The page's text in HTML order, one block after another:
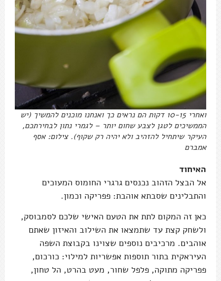
ואחרי 10-15 דקות הם נראים כך ואנחנו מוכנים להמשיך (יש
הממשיכים לטגן לצבע שחום יותר – לגמרי נתון לבחירתכם,
העיקר שיתחיל להזהיב ולא יהיה רק שקוף). צילום: אסף
אמברם
האיחוד
אל הבצל הזהוב נכנסים גרגרי החומוס המעוכים
והתבלינים שסבתא אוהבת: פפריקה וכמון.
כאן זה המקום לתת את הטעם האישי שלכם לסמבוסק,
ולשחק קצת עד שתמצאו את השילוב והאיזון שאתם
אוהבים. מרכיבים נוספים שצוינו בקבוצת השפה
העיראקית בתור תוספות אפשריות למילוי: כורכום,
פפריקה מתוקה, פלפל שחור, מעט בהרט, הל טחון,